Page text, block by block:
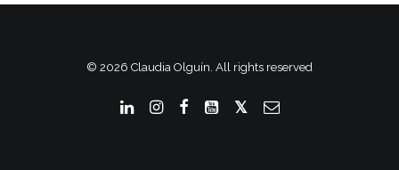
© 2026 Claudia Olguín. All rights reserved